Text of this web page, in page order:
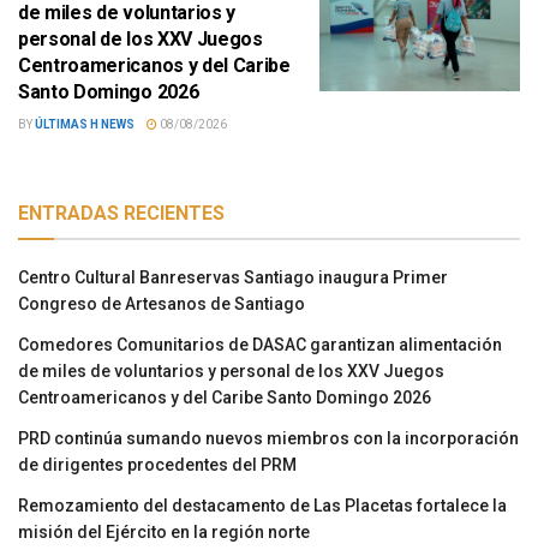
de miles de voluntarios y
personal de los XXV Juegos
Centroamericanos y del Caribe
Santo Domingo 2026
BYÚLTIMAS H NEWS 08/08/2026
ENTRADAS RECIENTES
Centro Cultural Banreservas Santiago inaugura Primer
Congreso de Artesanos de Santiago
Comedores Comunitarios de DASAC garantizan alimentación
de miles de voluntarios y personal de los XXV Juegos
Centroamericanos y del Caribe Santo Domingo 2026
PRD continúa sumando nuevos miembros con la incorporación
de dirigentes procedentes del PRM
Remozamiento del destacamento de Las Placetas fortalece la
misión del Ejército en la región norte